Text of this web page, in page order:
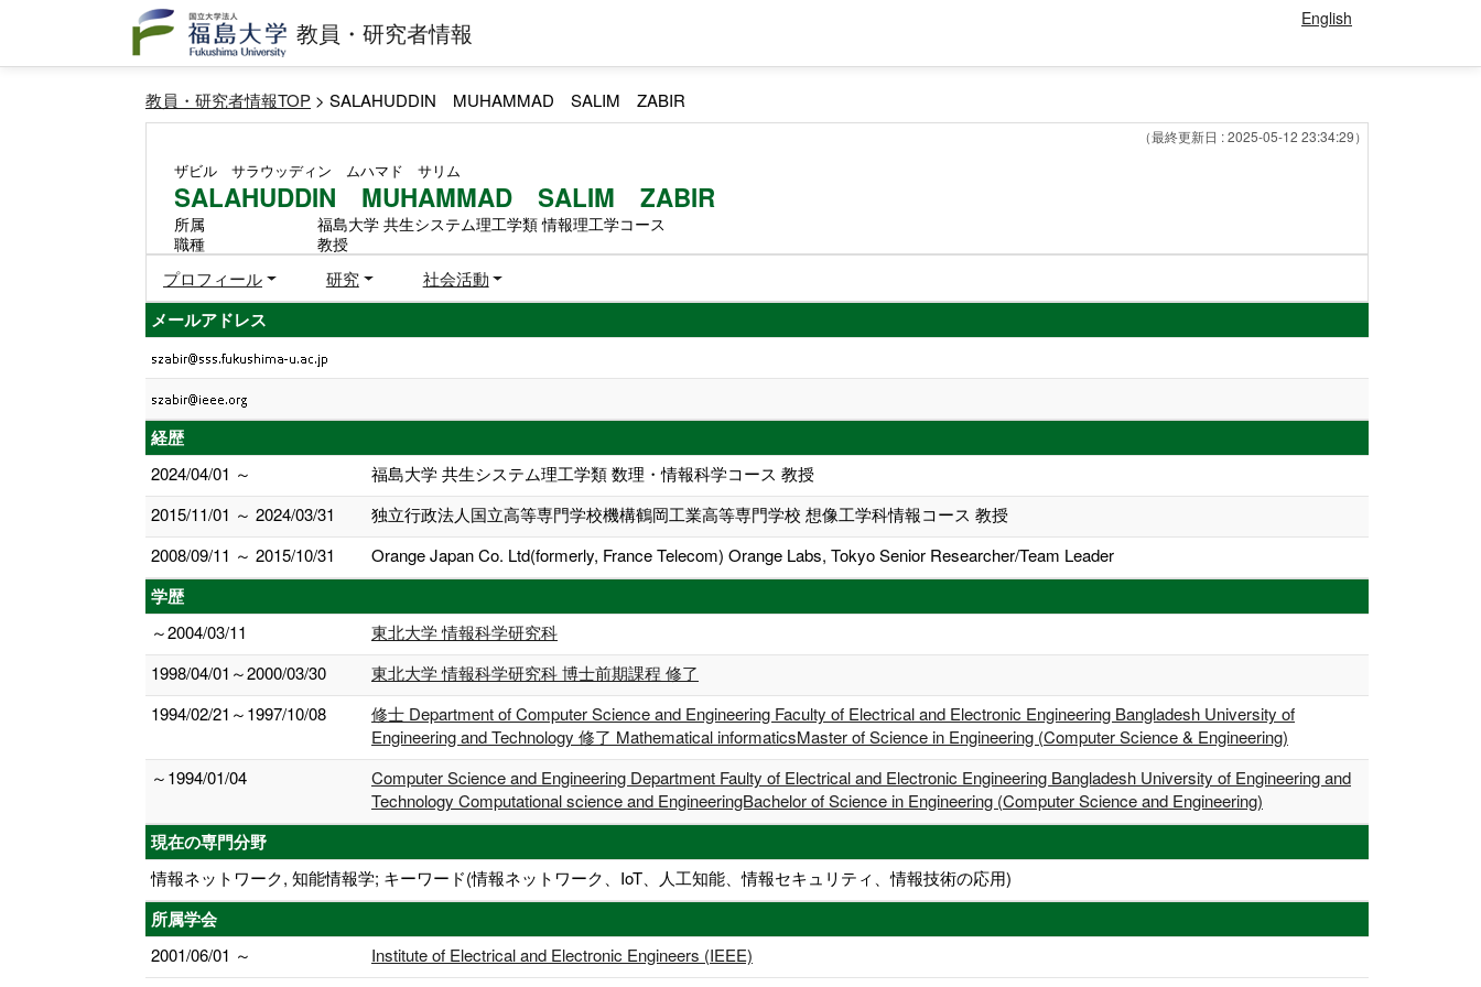
教員・研究者情報 English
教員・研究者情報TOP > SALAHUDDIN MUHAMMAD SALIM ZABIR
（最終更新日 : 2025-05-12 23:34:29）
ザビル サラウッディン ムハマド サリム
SALAHUDDIN MUHAMMAD SALIM ZABIR
所属
福島大学 共生システム理工学類 情報理工学コース
職種
教授
プロフィール 研究 社会活動
メールアドレス
経歴
2024/04/01 ～
福島大学 共生システム理工学類 数理・情報科学コース 教授
2015/11/01 ～ 2024/03/31
独立行政法人国立高等専門学校機構鶴岡工業高等専門学校 想像工学科情報コース 教授
2008/09/11 ～ 2015/10/31
Orange Japan Co. Ltd(formerly, France Telecom) Orange Labs, Tokyo Senior Researcher/Team Leader
学歴
～2004/03/11
東北大学 情報科学研究科
1998/04/01～2000/03/30
東北大学 情報科学研究科 博士前期課程 修了
1994/02/21～1997/10/08
修士 Department of Computer Science and Engineering Faculty of Electrical and Electronic Engineering Bangladesh University of
Engineering and Technology 修了 Mathematical informaticsMaster of Science in Engineering (Computer Science & Engineering)
～1994/01/04
Computer Science and Engineering Department Faulty of Electrical and Electronic Engineering Bangladesh University of Engineering and
Technology Computational science and EngineeringBachelor of Science in Engineering (Computer Science and Engineering)
現在の専門分野
情報ネットワーク, 知能情報学; キーワード(情報ネットワーク、IoT、人工知能、情報セキュリティ、情報技術の応用)
所属学会
2001/06/01 ～ Institute of Electrical and Electronic Engineers (IEEE)